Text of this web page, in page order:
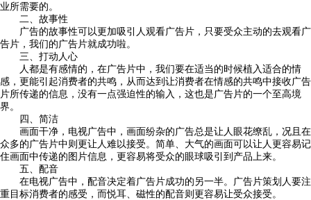
业所需要的。
二、故事性
广告的故事性可以更加吸引人观看广告片，只要受众主动的去观看广
告片，我们的广告片就成功啦。
三、打动人心
人都是有感情的，在广告片中，我们要在适当的时候植入适合的情
感，更能引起消费者的共鸣，从而达到让消费者在情感的共鸣中接收广告
片所传递的信息，没有一点强迫性的输入，这也是广告片的一个至高境
界。
四、简洁
画面干净，电视广告中，画面纷杂的广告总是让人眼花缭乱，况且在
众多的广告片中则更让人难以接受。简单、大气的画面可以让人更容易记
住画面中传递的图片信息，更容易将受众的眼球吸引到产品上来。
五、配音
在电视广告中，配音决定着广告片成功的另一半。广告片策划人要注
重目标消费者的感受，而悦耳、磁性的配音则更容易让受众接受。